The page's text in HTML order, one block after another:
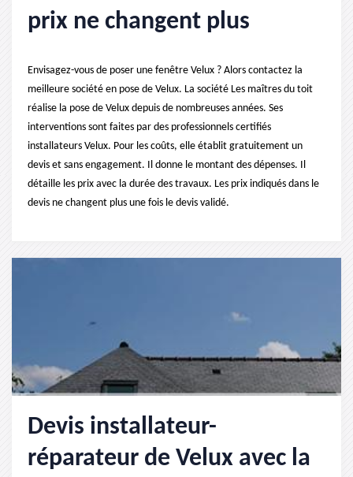
prix ne changent plus
Envisagez-vous de poser une fenêtre Velux ? Alors contactez la
meilleure société en pose de Velux. La société Les maîtres du toit
réalise la pose de Velux depuis de nombreuses années. Ses
interventions sont faites par des professionnels certifiés
installateurs Velux. Pour les coûts, elle établit gratuitement un
devis et sans engagement. Il donne le montant des dépenses. Il
détaille les prix avec la durée des travaux. Les prix indiqués dans le
devis ne changent plus une fois le devis validé.
Devis installateur-
réparateur de Velux avec la